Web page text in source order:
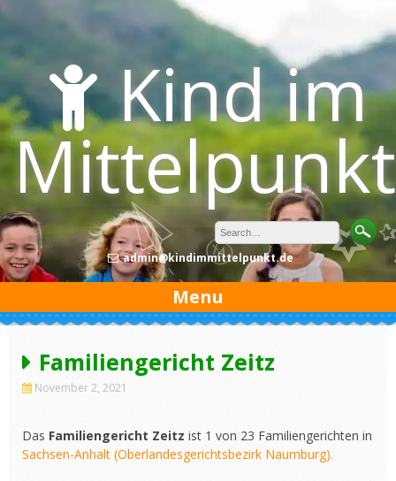
Skip
Kind im
Mittelpunkt
admin@kindimmittelpunkt.de
Menu
Familiengericht Zeitz
November 2, 2021
Das Familiengericht Zeitz ist 1 von 23 Familiengerichten in
Sachsen-Anhalt (Oberlandesgerichtsbezirk Naumburg).